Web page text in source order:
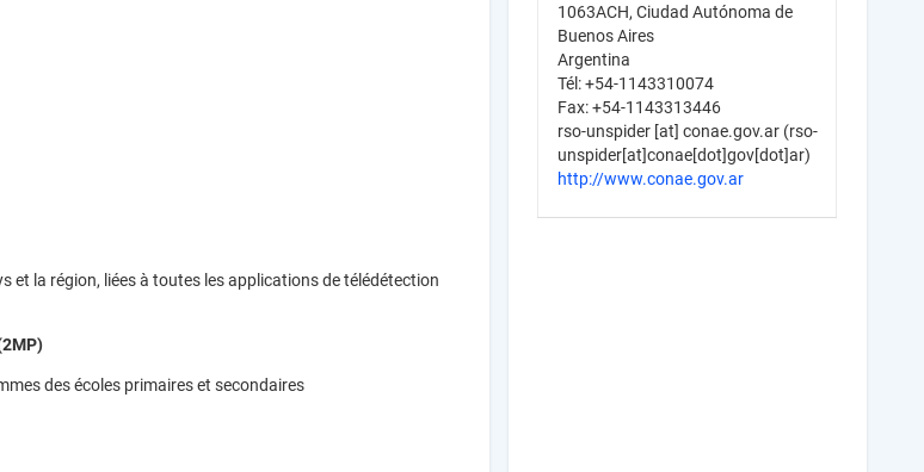
et la région, liées à toutes les applications de télédétection
des écoles primaires et secondaires
1063ACH, Ciudad Autónoma de
Buenos Aires
Argentina
Tél: +54-1143310074
Fax: +54-1143313446
rso-unspider[at] conae.gov.ar(rso-
unspider[at]conae[dot]gov[dot]ar)
http://www.conae.gov.ar